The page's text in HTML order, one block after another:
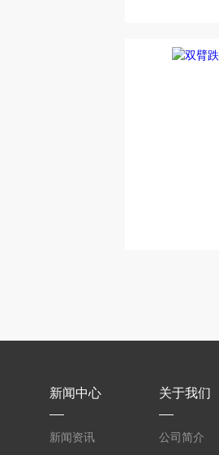
新闻中心
新闻资讯
关于我们
公司简介